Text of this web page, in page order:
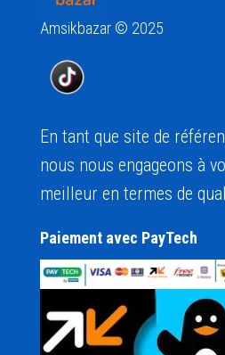
Amsikbazar © 2025
En tant que site de
nous nous engageons à
meilleur en termes de
Paiement avec PayTech